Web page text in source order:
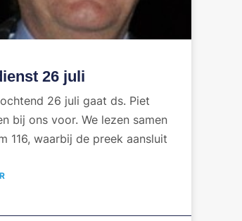
26 juli
26 juli gaat ds. Piet
bij ons voor. We lezen samen
116, waarbij de preek aansluit